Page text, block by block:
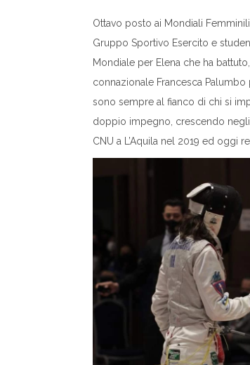
Ottavo posto ai Mondiali
Gruppo Sportivo Esercito e
Mondiale per Elena che ha
connazionale Francesca Palumbo
sono sempre al fianco di chi si
doppio impegno, crescendo
CNU a L’Aquila nel 2019 ed oggi